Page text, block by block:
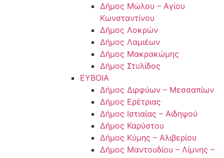
Δήμος Μώλου – Αγίου
Κωνσταντίνου
Δήμος Λοκρών
Δήμος Λαμιέων
Δήμος Μακρακώμης
Δήμος Στυλίδος
ΕΥΒΟΙΑ
Δήμος Διρφύων – Μεσσαπίων
Δήμος Ερέτριας
Δήμος Ιστιαίας – Αιδηψού
Δήμος Καρύστου
Δήμος Κύμης – Αλιβερίου
Δήμος Μαντουδίου – Λίμνης –